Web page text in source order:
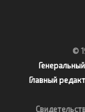
©
Главный